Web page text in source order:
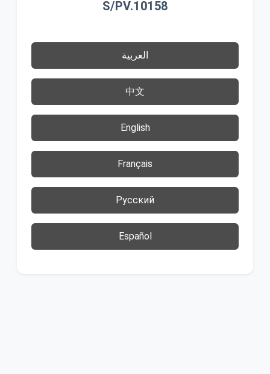
S/PV.10158
العربية
中文
English
Français
Русский
Español